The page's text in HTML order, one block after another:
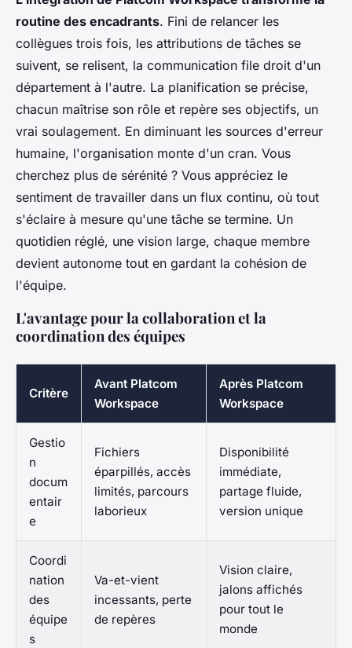
routine des encadrants. Fini de relancer les
collègues trois fois, les attributions de tâches se
suivent, se relisent, la communication file droit d'un
département à l'autre. La planification se précise,
chacun maîtrise son rôle et repère ses objectifs, un
vrai soulagement. En diminuant les sources d'erreur
humaine, l'organisation monte d'un cran. Vous
cherchez plus de sérénité ? Vous appréciez le
sentiment de travailler dans un flux continu, où tout
s'éclaire à mesure qu'une tâche se termine. Un
quotidien réglé, une vision large, chaque membre
devient autonome tout en gardant la cohésion de
l'équipe.
L'avantage pour la collaboration et la
coordination des équipes
Critère
Avant Platcom
Workspace
Après Platcom
Workspace
Gestio
n
docum
entair
e
Fichiers
éparpillés, accès
limités, parcours
laborieux
Disponibilité
immédiate,
partage fluide,
version unique
Coordi
nation
des
équipe
s
Va-et-vient
incessants, perte
de repères
Vision claire,
jalons affichés
pour tout le
monde